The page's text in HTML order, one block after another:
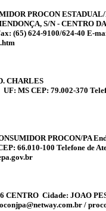
PROCON
S/N - CENTRO
(65) 624-9100/624-40 E-
CHARLES
MS CEP: 79.002-370
PROCON/PA
66.010-100 Telefone de
CENTRO Cidade: JOAO
/